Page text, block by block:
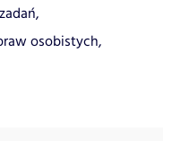
osobistych,